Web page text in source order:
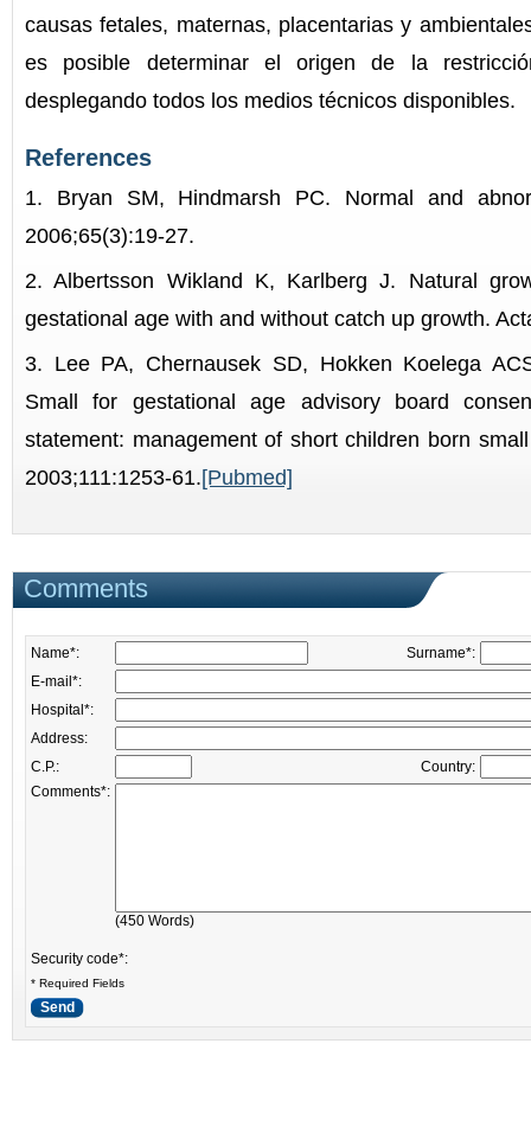
causas fetales, maternas, placentarias y
es posible determinar el origen de la
desplegando todos los medios técnicos disponibles.
References
1. Bryan SM, Hindmarsh PC. Normal and
2006;65(3):19-27.
2. Albertsson Wikland K, Karlberg J. Natural
gestational age with and without catch up growth.
3. Lee PA, Chernausek SD, Hokken Koelega
Small for gestational age advisory board
statement: management of short children born
2003;111:1253-61.[Pubmed]
Comments
Name*:
Surname*:
E-mail*:
Hospital*:
Address:
C.P.:
Country:
Comments*:
(450 Words)
Security code*:
* Required Fields
Send